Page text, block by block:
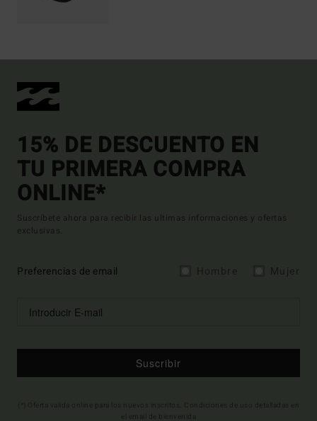
15% DE DESCUENTO EN
TU PRIMERA COMPRA
ONLINE*
Suscríbete ahora para recibir las ultimas informaciones y ofertas
exclusivas.
Preferencias de email
Suscribir